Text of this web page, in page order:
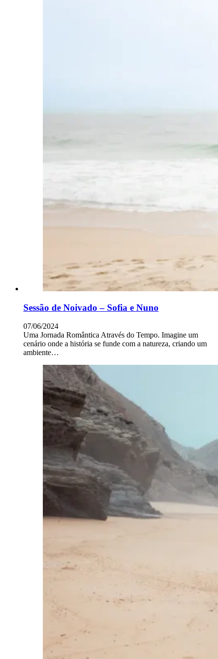
Sessão de Noivado – Sofia e Nuno
07/06/2024
Uma Jornada Romântica Através do Tempo. Imagine um
cenário onde a história se funde com a natureza, criando um
ambiente…